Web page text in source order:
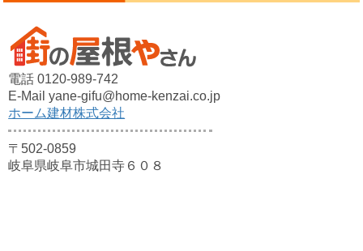
電話 0120-989-742
E-Mail yane-gifu@home-kenzai.co.jp
ホーム建材株式会社
〒502-0859
岐阜県岐阜市城田寺６０８